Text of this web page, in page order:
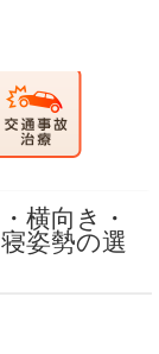
横向き・
姿勢の選